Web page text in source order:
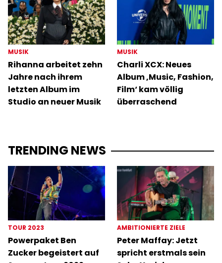
MUSIK
Rihanna arbeitet zehn
Jahre nach ihrem
letzten Album im
Studio an neuer Musik
MUSIK
Charli XCX: Neues
Album ‚Music, Fashion,
Film‘ kam völlig
überraschend
TRENDING NEWS
TOUR 2023
Powerpaket Ben
Zucker begeistert auf
AMBITIONIERTE ZIELE
Peter Maffay: Jetzt
spricht erstmals sein